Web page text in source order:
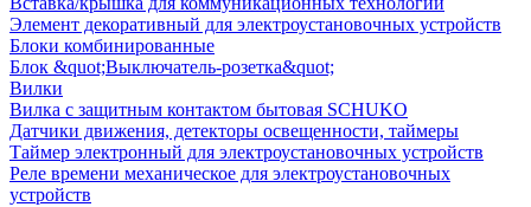
Элемент декоративный для электроустановочных устройств
Блоки комбинированные
Блок &quot;Выключатель-розетка&quot;
Вилки
Вилка с защитным контактом бытовая SCHUKO
Датчики движения, детекторы освещенности, таймеры
Таймер электронный для электроустановочных устройств
Реле времени механическое для электроустановочных
устройств